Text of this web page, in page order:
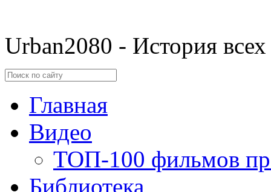
Urban2080 - История
Главная
Видео
ТОП-100 фильмов
Библиотека